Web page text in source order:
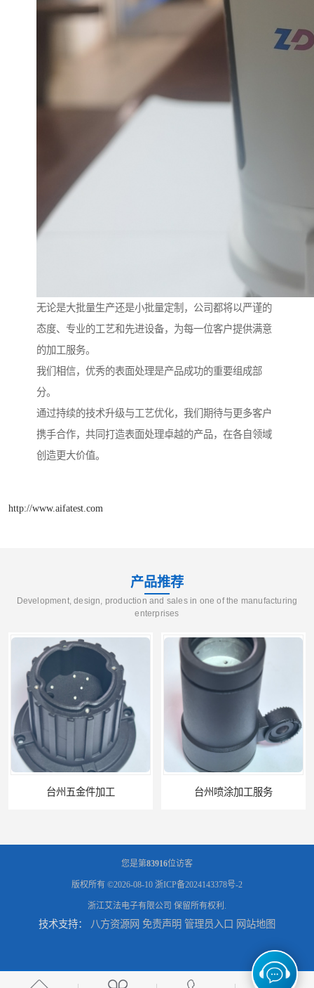
无论是大批量生产还是小批量定制，公司都将以严谨的
态度、专业的工艺和先进设备，为每一位客户提供满意
的加工服务。
我们相信，优秀的表面处理是产品成功的重要组成部
分。
通过持续的技术升级与工艺优化，我们期待与更多客户
携手合作，共同打造表面处理卓越的产品，在各自领域
创造更大价值。
http://www.aifatest.com
产品推荐
Development, design, production and sales in one of the manufacturing
enterprises
台州五金件加工 台州喷涂加工服务
绍兴五金件加工 宁波压铸件喷粉加工服务
您是第83916位访客
版权所有 ©2026-08-10 浙ICP备2024143378号-2
浙江艾法电子有限公司 保留所有权利.
技术支持： 八方资源网 免责声明 管理员入口 网站地图